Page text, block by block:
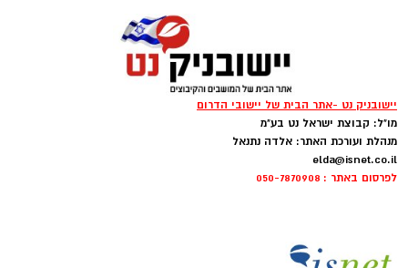
יישובניק נט -אתר הבית של יישובי הדרום
מו"ל: קבוצת ישראל נט בע"מ
מנהלת ועורכת האתר: אלדה נתנאל
elda@isnet.co.il
לפרסום באתר : 050-7870908